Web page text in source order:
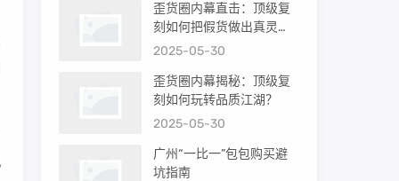
歪货圈内幕直击：顶级复
刻如何把假货做出真灵
魂？
2025-05-30
歪货圈内幕揭秘：顶级复
刻如何玩转品质江湖？
2025-05-30
广州“一比一”包包购买避
坑指南